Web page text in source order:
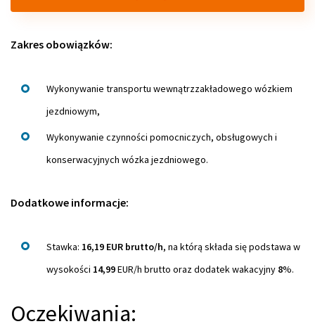
Zakres obowiązków:
Wykonywanie transportu wewnątrzzakładowego wózkiem
jezdniowym,
Wykonywanie czynności pomocniczych, obsługowych i
konserwacyjnych wózka jezdniowego.
Dodatkowe informacje:
Stawka: 16,19 EUR brutto/h, na którą składa się podstawa w
wysokości 14,99EUR/h brutto oraz dodatek wakacyjny 8%.
Oczekiwania: